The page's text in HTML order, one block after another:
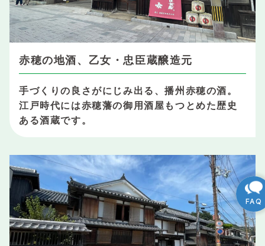
赤穂の地酒、乙女・忠臣蔵醸造元
手づくりの良さがにじみ出る、播州赤穂の酒。
江戸時代には赤穂藩の御用酒屋もつとめた歴史
ある酒蔵です。